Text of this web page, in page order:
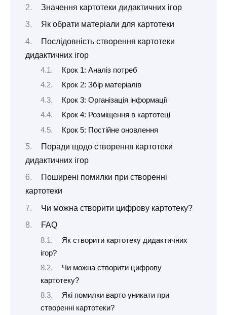
Значення картотеки дидактичних ігор
Як обрати матеріали для картотеки
Послідовність створення картотеки
дидактичних ігор
Крок 1: Аналіз потреб
Крок 2: Збір матеріалів
Крок 3: Організація інформації
Крок 4: Розміщення в картотеці
Крок 5: Постійне оновлення
Поради щодо створення картотеки
дидактичних ігор
Поширені помилки при створенні
картотеки
Чи можна створити цифрову картотеку?
FAQ
Як створити картотеку дидактичних
ігор?
Чи можна створити цифрову
картотеку?
Які помилки варто уникати при
створенні картотеки?